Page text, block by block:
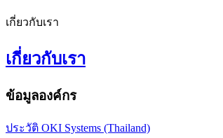
เกี่ยวกับเรา
เกี่ยวกับเรา
ข้อมูลองค์กร
ประวัติ OKI Systems (Thailand)